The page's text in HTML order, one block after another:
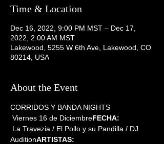
Time & Location
Dec 16, 2022, 9:00 PM MST – Dec 17,
2022, 2:00 AM MST
Lakewood, 5255 W 6th Ave, Lakewood, CO
80214, USA
About the Event
CORRIDOS Y BANDA NIGHTS
Viernes 16 de DiciembreFECHA:
AuditionARTISTAS: